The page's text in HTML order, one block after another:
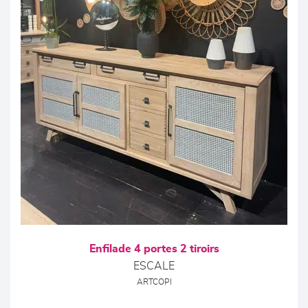
Enfilade 4 portes 2 tiroirs
ESCALE
ARTCOPI